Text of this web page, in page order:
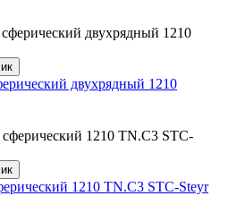
двухрядный 1210
1210 TN.C3 STC-Steyr